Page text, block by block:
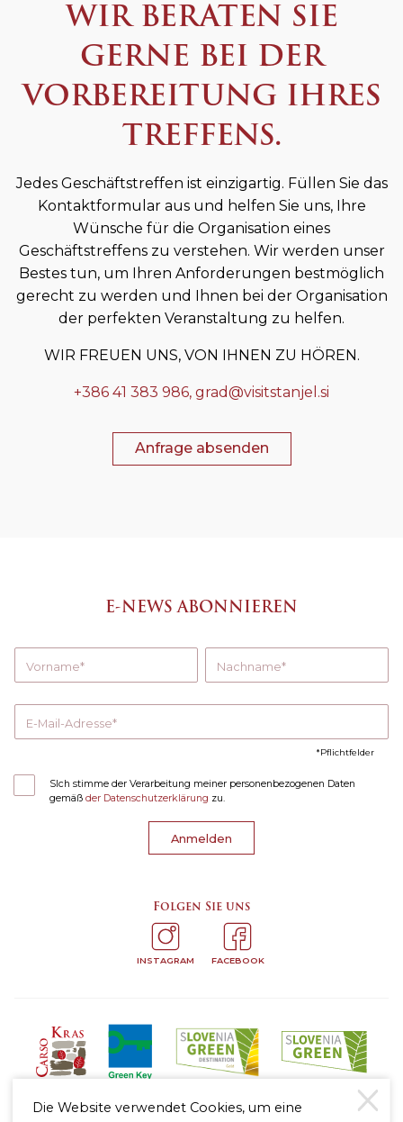
WIR BERATEN SIE
GERNE BEI DER
VORBEREITUNG IHRES
TREFFENS.
Jedes Geschäftstreffen ist einzigartig. Füllen Sie das
Kontaktformular aus und helfen Sie uns, Ihre
Wünsche für die Organisation eines
Geschäftstreffens zu verstehen. Wir werden unser
Bestes tun, um Ihren Anforderungen bestmöglich
gerecht zu werden und Ihnen bei der Organisation
der perfekten Veranstaltung zu helfen.
WIR FREUEN UNS, VON IHNEN ZU HÖREN.
+386 41 383 986, grad@visitstanjel.si
Anfrage absenden
E-NEWS ABONNIEREN
Vorname Nachname
E-Mail-Adresse
Pflichtfelder
SIch stimme der Verarbeitung meiner personenbezogenen Daten
gemäß der Datenschutzerklärung zu.
Anmelden
Folgen Sie uns
INSTAGRAM FACEBOOK
Die Website verwendet Cookies, um eine